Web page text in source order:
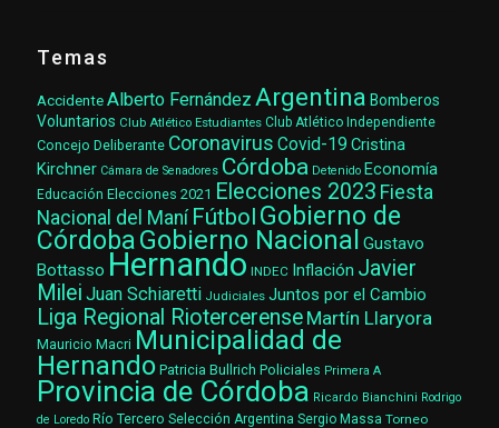
Temas
AccidenteAlberto Fernández Argentina Bomberos
Voluntarios Club Atlético Estudiantes Club Atlético Independiente
Concejo Deliberante Coronavirus Covid-19 Cristina
Kirchner Cámara de Senadores Córdoba Detenido Economía
Educación Elecciones 2021 Elecciones 2023 Fiesta
Nacional del Maní Fútbol Gobierno de
CórdobaGobierno Nacional Gustavo
Bottasso Hernando INDEC Inflación Javier
Milei Juan Schiaretti Judiciales Juntos por el Cambio
Liga Regional Riotercerense Martín Llaryora
Mauricio Macri Municipalidad de
Hernando Patricia Bullrich Policiales Primera A
Provincia de Córdoba Ricardo Bianchini Rodrigo
de Loredo Río Tercero Selección Argentina Sergio Massa Torneo